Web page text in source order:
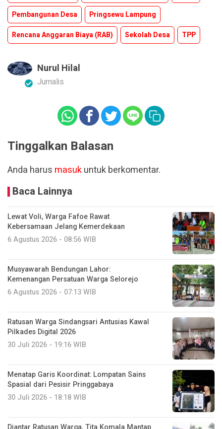
Pembangunan Desa
Pringsewu Lampung
Rencana Anggaran Biaya (RAB)
Sekolah Desa TPP
Nurul Hilal
Jurnalis
Tinggalkan Balasan
Anda harus masukuntuk berkomentar.
Baca Lainnya
Lewat Voli, Warga Fafoe Rawat
Kebersamaan Jelang Kemerdekaan
6 Agustus 2026 - 08:56 WIB
Musyawarah Bendungan Lahor:
Kemenangan Persatuan Warga Selorejo
6 Agustus 2026 - 07:13 WIB
Ratusan Warga Sindangsari Antusias Kawal
Pilkades Digital 2026
30 Juli 2026 - 19:16 WIB
Menatap Garis Koordinat: Lompatan Sains
Spasial dari Pesisir Pringgabaya
30 Juli 2026 - 18:18 WIB